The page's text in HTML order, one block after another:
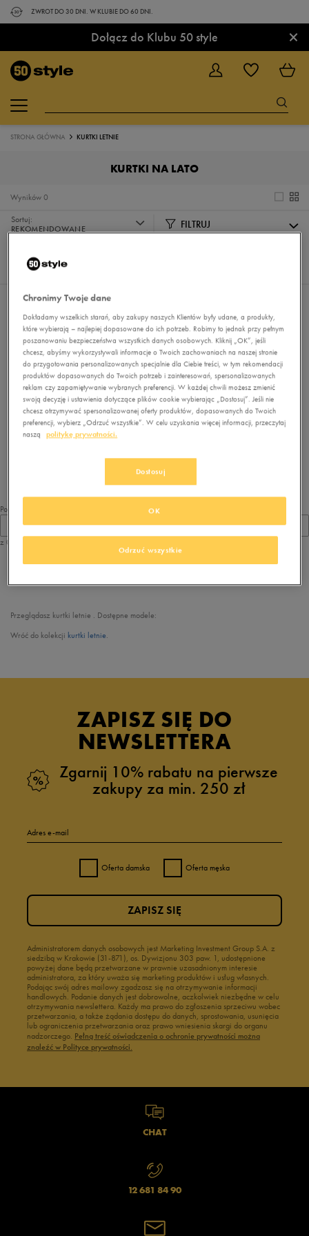
ZWROT DO 30 DNI. W KLUBIE DO 60 DNI.
Dołącz do Klubu 50 style ×
STRONA GŁÓWNA KURTKI LETNIE
KURTKI NA LATO
0
Wyników
Sortuj:
REKOMENDOWANE
FILTRUJ
Nie wybrano filtrów
Brak produktów do wyświetlenia
Zmień kryteria wyszukiwania lub
usuń wybrane filtry
Pokaż
z 0
z1
Przeglądasz kurtki letnie . Dostępne modele:
Wróć do kolekcji kurtki letnie.
ZAPISZ SIĘ DO
NEWSLETTERA
Zgarnij 10% rabatu na pierwsze
zakupy za min. 250 zł
Adres e-mail
Oferta damska Oferta męska
Administratorem danych osobowych jest Marketing Investment Group S.A. z
siedzibą w Krakowie (31-871), os. Dywizjonu 303 paw. 1, udostępnione
powyżej dane będą przetwarzane w prawnie uzasadnionym interesie
administratora, za który uważa się marketing produktów i usług własnych.
Podając swój adres mailowy zgadzasz się na otrzymywanie informacji
handlowych. Podanie danych jest dobrowolne, aczkolwiek niezbędne w celu
otrzymywania newslettera. Każdy ma prawo do zgłoszenia sprzeciwu wobec
przetwarzania, a także żądania dostępu do danych, sprostowania, usunięcia
lub ograniczenia przetwarzania oraz prawo wniesienia skargi do organu
nadzorczego. Pełną treść oświadczenia o ochronie prywatności można
znaleźć w Polityce prywatności.
ZAPISZ SIĘ
CHAT
12 681 84 90
Chronimy Twoje dane
Dokładamy wszelkich starań, aby zakupy naszych Klientów były udane, a produkty,
które wybierają – najlepiej dopasowane do ich potrzeb. Robimy to jednak przy pełnym
poszanowaniu bezpieczeństwa wszystkich danych osobowych. Kliknij „OK”, jeśli
chcesz, abyśmy wykorzystywali informacje o Twoich zachowaniach na naszej stronie
do przygotowania personalizowanych specjalnie dla Ciebie treści, w tym rekomendacji
produktów dopasowanych do Twoich potrzeb i zainteresowań, spersonalizowanych
reklam czy zapamiętywanie wybranych preferencji. W każdej chwili możesz zmienić
swoją decyzję i ustawienia dotyczące plików cookie wybierając „Dostosuj”. Jeśli nie
chcesz otrzymywać spersonalizowanej oferty produktów, dopasowanych do Twoich
preferencji, wybierz „Odrzuć wszystkie”. W celu uzyskania więcej informacji, przeczytaj
naszą
politykę prywatności.
Dostosuj
Odrzuć wszystkie
OK